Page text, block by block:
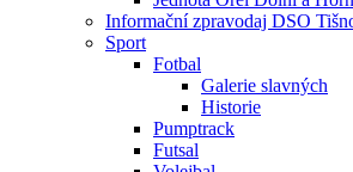
Informační zpravodaj DSO
Sport
Fotbal
Galerie slavných
Historie
Pumptrack
Futsal